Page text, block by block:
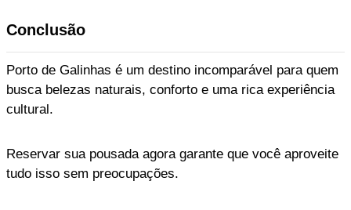
Conclusão
Porto de Galinhas é um destino incomparável para quem
busca belezas naturais, conforto e uma rica experiência
cultural.
Reservar sua pousada agora garante que você aproveite
tudo isso sem preocupações.